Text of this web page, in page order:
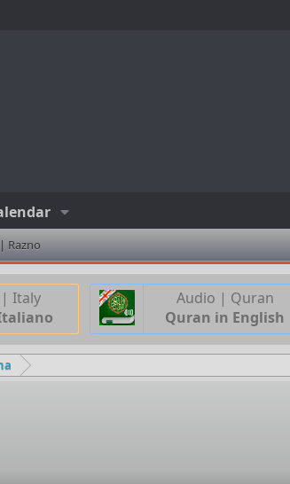
Razno
Italy
Audio | Quran
Quran in English